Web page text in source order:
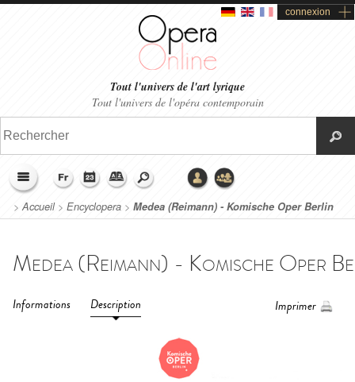
connexion
Tout l'univers de l'art lyrique
Tout l'univers de l'opéra contemporain
>Accueil> Encyclopera > Medea (Reimann) - Komische Oper Berlin
(2017)
Informations Description Imprimer